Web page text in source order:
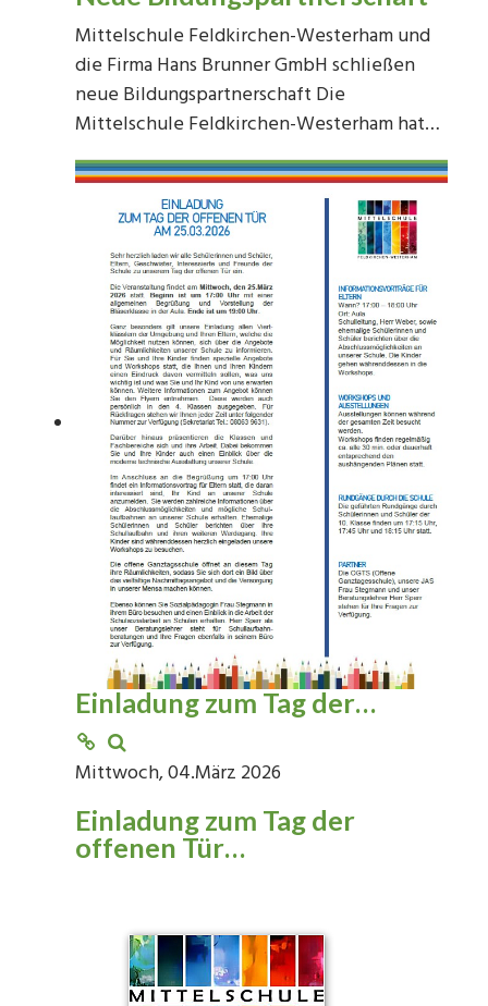
Mittelschule Feldkirchen-Westerham und
die Firma Hans Brunner GmbH schließen
neue Bildungspartnerschaft Die
Mittelschule Feldkirchen-Westerham hat…
Einladung zum Tag der…
Mittwoch, 04.März 2026
Einladung zum Tag der
offenen Tür…